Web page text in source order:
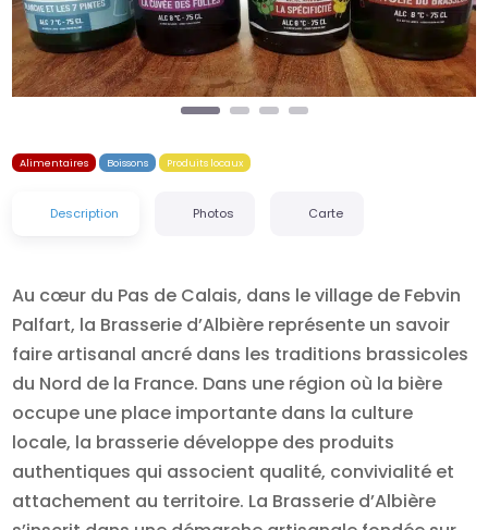
Alimentaires Boissons Produits locaux
Description Photos Carte
Au cœur du Pas de Calais, dans le village de Febvin
Palfart, la Brasserie d’Albière représente un savoir
faire artisanal ancré dans les traditions brassicoles
du Nord de la France. Dans une région où la bière
occupe une place importante dans la culture
locale, la brasserie développe des produits
authentiques qui associent qualité, convivialité et
attachement au territoire. La Brasserie d’Albière